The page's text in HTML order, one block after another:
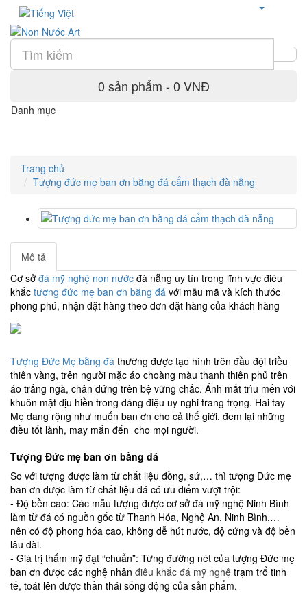
0 sản phẩm - 0 VNĐ
Danh mục
Trang chủ
Tượng đức mẹ ban ơn bằng đá cẩm thạch đà nẵng
Mô tả
Cơ sở đá mỹ nghệ non nước đà nẵng uy tín trong lĩnh vực điêu
khắc tượng đức mẹ ban ơn bằng đá với mẫu mã và kích thước
phong phú, nhận đặt hàng theo đơn đặt hàng của khách hàng
Tượng Đức Mẹ bằng đá thường được tạo hình trên đầu đội triều
thiên vàng, trên người mặc áo choàng màu thanh thiên phủ trên
áo trắng ngà, chân đứng trên bệ vững chắc. Ánh mắt trìu mến với
khuôn mặt dịu hiền trong dáng điệu uy nghi trang trọng. Hai tay
Mẹ dang rộng như muốn ban ơn cho cả thế giới, đem lại những
điều tốt lành, may mắn đến cho mọi người.
Tượng Đức mẹ ban ơn bằng đá
So với tượng được làm từ chất liệu đồng, sứ,… thì tượng Đức mẹ
ban ơn được làm từ chất liệu đá có ưu điểm vượt trội:
- Độ bền cao: Các mẫu tượng được cơ sở đá mỹ nghệ Ninh Bình
làm từ đá có nguồn gốc từ Thanh Hóa, Nghệ An, Ninh Bình,…
nên có độ phong hóa cao, không dễ hút nước, độ cứng và độ bền
lâu dài.
- Giá trị thẩm mỹ đạt “chuẩn”: Từng đường nét của tượng Đức mẹ
ban ơn được các nghệ nhân điêu khắc đá mỹ nghệ trạm trổ tinh
tế, toát lên được thần thái sống động của sản phẩm.